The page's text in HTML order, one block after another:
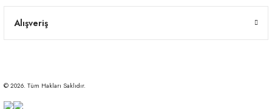
Alışveriş
© 2026. Tüm Hakları Saklıdır.